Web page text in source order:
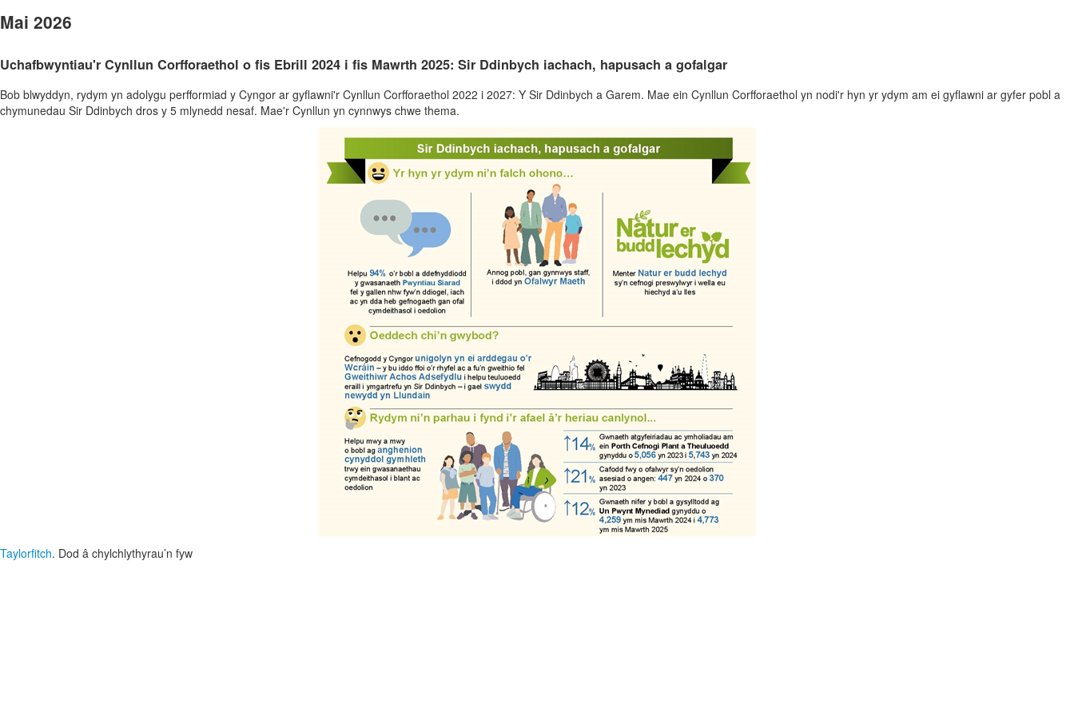
Mai 2026
Uchafbwyntiau'r Cynllun Corfforaethol o fis Ebrill 2024 i fis Mawrth 2025: Sir Ddinbych iachach, hapusach a gofalgar
Bob blwyddyn, rydym yn adolygu perfformiad y Cyngor ar gyflawni'r Cynllun Corfforaethol 2022 i 2027: Y Sir Ddinbych a Garem. Mae ein Cynllun Corfforaethol yn nodi'r hyn yr ydym am ei gyflawni ar gyfer pobl a
chymunedau Sir Ddinbych dros y 5 mlynedd nesaf. Mae'r Cynllun yn cynnwys chwe thema.
Taylorfitch. Dod â chylchlythyrau’n fyw